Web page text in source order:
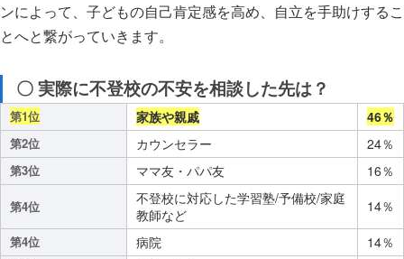
ンによって、子どもの自己肯定感を高め、自立を手助けするこ
とへと繋がっていきます。
〇 実際に不登校の不安を相談した先は？
第1位 家族や親戚 46％
第2位 カウンセラー 24％
第3位 ママ友・パパ友 16％
第4位
不登校に対応した学習塾/予備校/家庭
教師など
14％
第4位 病院 14％